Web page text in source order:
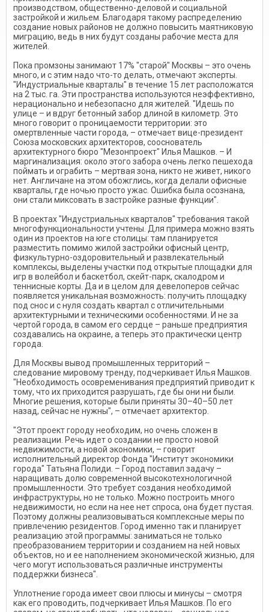
производством, общественно-деловой и социальной
застройкой и жильем. Благодаря такому распределению
создание новых районов не должно повысить маятниковую
миграцию, ведь в них будут созданы рабочие места для
жителей.
Пока промзоны занимают 17% "старой" Москвы – это очень
много, и с этим надо что-то делать, отмечают эксперты.
"Индустриальные кварталы" в течение 15 лет расположатся
на 2 тыс. га. Эти пространства используются неэффективно,
нерационально и небезопасно для жителей. "Идешь по
улице – и вдруг бетонный забор длиной в километр. Это
много говорит о проницаемости территории: это
омертвленные части города, – отмечает вице-президент
Союза московских архитекторов, сооснователь
архитектурного бюро "Мезонпроект" Илья Машков. – И
маргинализация: около этого забора очень легко пешехода
поймать и ограбить – мертвая зона, никто не живет, никого
нет. Англичане на этом обожглись, когда делали офисные
кварталы, где ночью просто ужас. Ошибка была осознана,
они стали миксовать в застройке разные функции".
В проектах "Индустриальных кварталов" требования такой
многофункциональности учтены. Для примера можно взять
один из проектов на юге столицы: там планируется
разместить помимо жилой застройки офисный центр,
физкультурно-оздоровительный и развлекательный
комплексы, выделены участки под открытые площадки для
игр в волейбол и баскетбол, скейт-парк, скалодром и
теннисные корты. Да и в целом для девелоперов сейчас
появляется уникальная возможность: получить площадку
под снос и с нуля создать квартал с отличительными
архитектурными и техническими особенностями. И не за
чертой города, в самом его сердце – раньше предприятия
создавались на окраине, а теперь это практически центр
города.
Для Москвы вывод промышленных территорий –
следование мировому тренду, подчеркивает Илья Машков.
"Необходимость осовременивания предприятий приводит к
тому, что их приходится разрушать, где бы они ни были.
Многие решения, которые были приняты 30–40–50 лет
назад, сейчас не нужны", – отмечает архитектор.
"Этот проект городу необходим, но очень сложен в
реализации. Речь идет о создании не просто новой
недвижимости, а новой экономики, – говорит
исполнительный директор Фонда "Институт экономики
города" Татьяна Полиди. – Город поставил задачу –
наращивать долю современной высокотехнологичной
промышленности. Это требует создания необходимой
инфраструктуры, но не только. Можно построить много
недвижимости, но если на нее нет спроса, она будет пустая.
Поэтому должны реализовываться комплексные меры по
привлечению резидентов. Город именно так и планирует
реализацию этой программы: заниматься не только
преобразованием территории и созданием на ней новых
объектов, но и ее наполнением экономической жизнью, для
чего могут использоваться различные инструменты
поддержки бизнеса".
Уплотнение города имеет свои плюсы и минусы – смотря
как его проводить, подчеркивает Илья Машков. По его